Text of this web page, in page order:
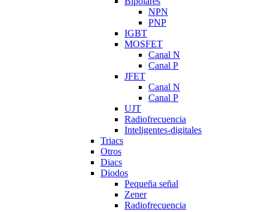
NPN
PNP
IGBT
MOSFET
Canal N
Canal P
JFET
Canal N
Canal P
UJT
Radiofrecuencia
Inteligentes-digitales
Triacs
Otros
Diacs
Diodos
Pequeña señal
Zener
Radiofrecuencia